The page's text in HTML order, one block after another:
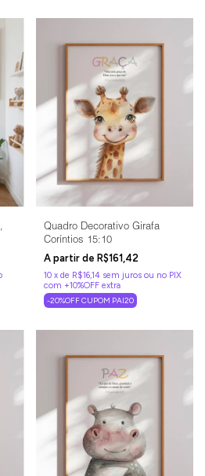
Quadro Decorativo Girafa
Coríntios 15:10
R$161,42
10 x de R$16,14 sem juros
-20%OFF CUPOM PAI20